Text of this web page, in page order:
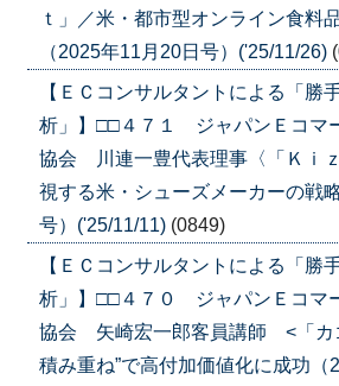
ｔ」／米・都市型オンライン食料
（2025年11月20日号）('25/11/26)
【ＥＣコンサルタントによる「勝
析」】□□４７１ ジャパンＥコマ
協会 川連一豊代表理事〈「Ｋｉ
視する米・シューズメーカーの戦
号）('25/11/11) (0849)
【ＥＣコンサルタントによる「勝
析」】□□４７０ ジャパンＥコマ
協会 矢崎宏一郎客員講師 <「カ
積み重ね”で高付加価値化に成功（